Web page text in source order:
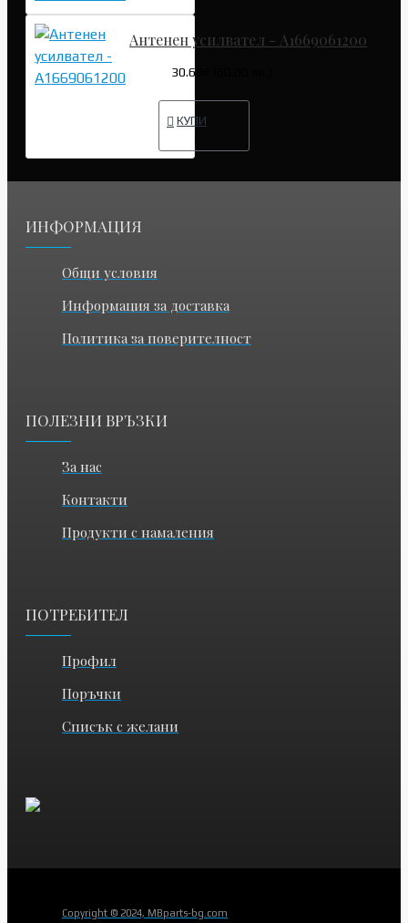
Антенен усилвател - A1669061200
30.68€ (60.00 лв.)
КУПИ
ИНФОРМАЦИЯ
Общи условия
Информация за доставка
Политика за поверителност
ПОЛЕЗНИ ВРЪЗКИ
За нас
Контакти
Продукти с намаления
ПОТРЕБИТЕЛ
Профил
Поръчки
Списък с желани
Copyright © 2024, MBparts-bg.com